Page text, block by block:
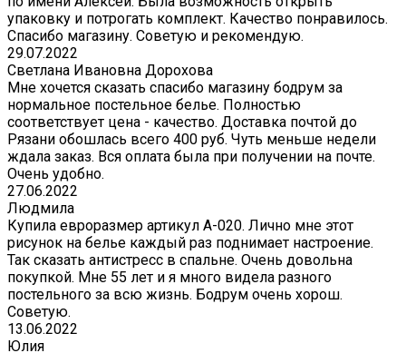
упаковку и потрогать комплект. Качество понравилось.
Спасибо магазину. Советую и рекомендую.
29.07.2022
Светлана Ивановна Дорохова
Мне хочется сказать спасибо магазину бодрум за
нормальное постельное белье. Полностью
соответствует цена - качество. Доставка почтой до
Рязани обошлась всего 400 руб. Чуть меньше недели
ждала заказ. Вся оплата была при получении на почте.
Очень удобно.
27.06.2022
Людмила
Купила евроразмер артикул А-020. Лично мне этот
рисунок на белье каждый раз поднимает настроение.
Так сказать антистресс в спальне. Очень довольна
покупкой. Мне 55 лет и я много видела разного
постельного за всю жизнь. Бодрум очень хорош.
Советую.
13.06.2022
Юлия